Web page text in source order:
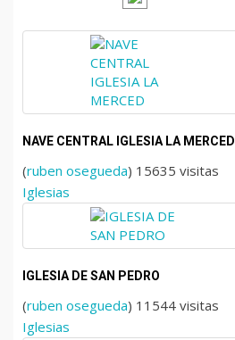
NAVE CENTRAL IGLESIA LA MERCED
(ruben osegueda) 15635 visitas
Iglesias
IGLESIA DE SAN PEDRO
(ruben osegueda) 11544 visitas
Iglesias